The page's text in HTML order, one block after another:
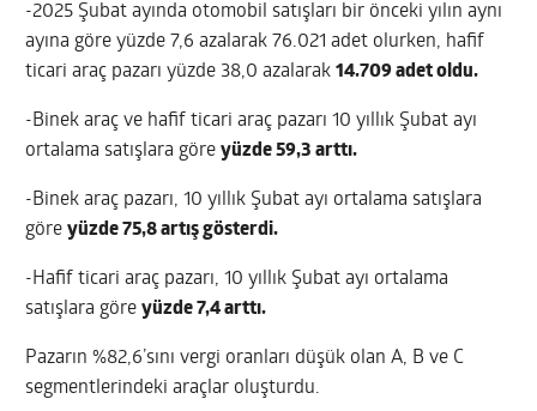
-2025 Şubat ayında otomobil satışları bir önceki yılın aynı
ayına göre yüzde 7,6 azalarak 76.021 adet olurken, hafif
ticari araç pazarı yüzde 38,0 azalarak14.709 adet oldu.
-Binek araç ve hafif ticari araç pazarı 10 yıllık Şubat ayı
ortalama satışlara göreyüzde 59,3 arttı.
-Binek araç pazarı, 10 yıllık Şubat ayı ortalama satışlara
göreyüzde 75,8 artış gösterdi.
-Hafif ticari araç pazarı, 10 yıllık Şubat ayı ortalama
satışlara göreyüzde 7,4 arttı.
Pazarın %82,6’sını vergi oranları düşük olan A, B ve C
segmentlerindeki araçlar oluşturdu.